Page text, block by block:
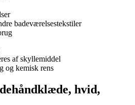
badeværelsestekstiler
af skyllemiddel
og kemisk rens
hvid,